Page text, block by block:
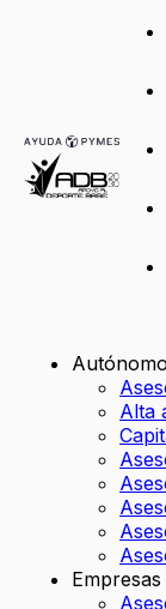
Alta
Empresas